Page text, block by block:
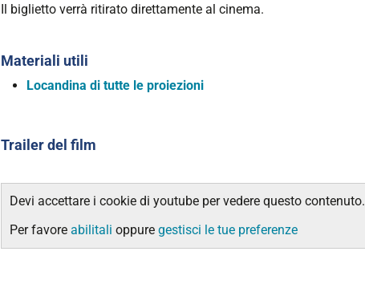
Il biglietto verrà ritirato direttamente al cinema.
Materiali utili
Locandina di tutte le proiezioni
Trailer del film
Devi accettare i cookie di youtube per vedere questo contenuto.
Per favore abilitali oppure gestisci le tue preferenze